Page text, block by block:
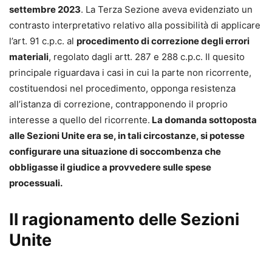
settembre 2023. La Terza Sezione aveva evidenziato un
contrasto interpretativo relativo alla possibilità di applicare
l’art. 91 c.p.c. al procedimento di correzione degli errori
materiali, regolato dagli artt. 287 e 288 c.p.c. Il quesito
principale riguardava i casi in cui la parte non ricorrente,
costituendosi nel procedimento, opponga resistenza
all’istanza di correzione, contrapponendo il proprio
interesse a quello del ricorrente. La domanda sottoposta
alle Sezioni Unite era se, in tali circostanze, si potesse
configurare una situazione di soccombenza che
obbligasse il giudice a provvedere sulle spese
processuali.
Il ragionamento delle Sezioni
Unite